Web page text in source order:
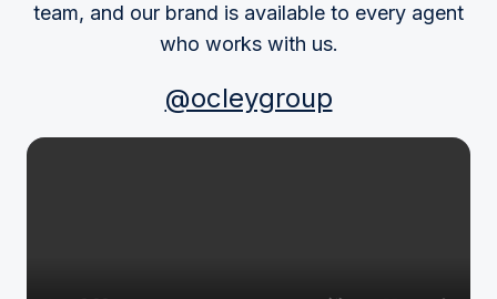
team, and our brand is available to every agent
who works with us.
@ocleygroup